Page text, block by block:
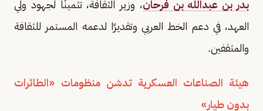
بدر بن عبدالله بن فرحان، وزير الثقافة، تثمينًا لجهود ولي
العهد، في دعم الخط العربي وتقديرًا لدعمه المستمر للثقافة
والمثقفين.
هيئة الصناعات العسكرية تدشن منظومات «الطائرات
بدون طيار»